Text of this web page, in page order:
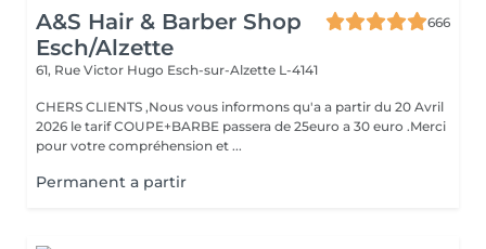
A&S Hair & Barber Shop
Esch/Alzette
666
61, Rue Victor Hugo Esch-sur-Alzette L-4141
CHERS CLIENTS ,Nous vous informons qu'a a partir du 20 Avril
2026 le tarif COUPE+BARBE passera de 25euro a 30 euro .Merci
pour votre compréhension et ...
Permanent a partir